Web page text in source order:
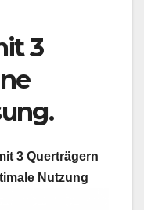
3
3 Querträgern
Nutzung